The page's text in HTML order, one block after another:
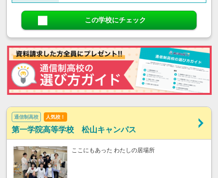
この学校にチェック
通信制高校 人気校！
第一学院高等学校 松山キャンパス
ここにもあった わたしの居場所